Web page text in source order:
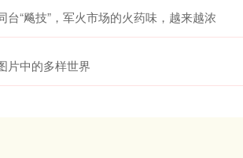
台“飚技”，军火市场的火药味，越来越浓
片中的多样世界